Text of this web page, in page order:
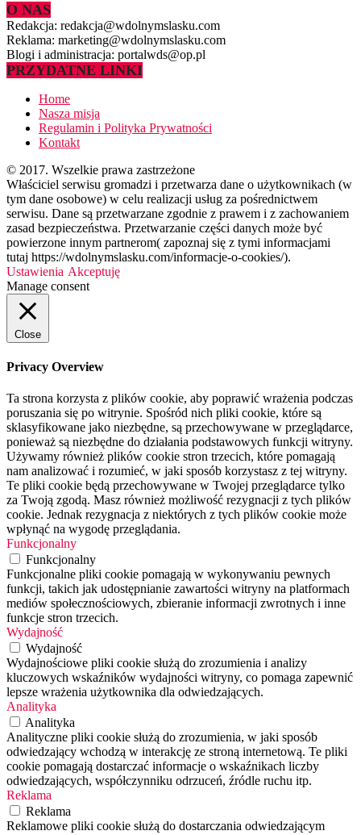
O NAS
Redakcja: redakcja@wdolnymslasku.com
Reklama: marketing@wdolnymslasku.com
Blogi i administracja: portalwds@op.pl
PRZYDATNE LINKI
Home
Nasza misja
Regulamin i Polityka Prywatności
Kontakt
© 2017. Wszelkie prawa zastrzeżone
Właściciel serwisu gromadzi i przetwarza dane o użytkownikach (w
tym dane osobowe) w celu realizacji usług za pośrednictwem
serwisu. Dane są przetwarzane zgodnie z prawem i z zachowaniem
zasad bezpieczeństwa. Przetwarzanie części danych może być
powierzone innym partnerom( zapoznaj się z tymi informacjami
tutaj https://wdolnymslasku.com/informacje-o-cookies/).
Ustawienia Akceptuję
Manage consent
Close
Privacy Overview
Ta strona korzysta z plików cookie, aby poprawić wrażenia podczas
poruszania się po witrynie. Spośród nich pliki cookie, które są
sklasyfikowane jako niezbędne, są przechowywane w przeglądarce,
ponieważ są niezbędne do działania podstawowych funkcji witryny.
Używamy również plików cookie stron trzecich, które pomagają
nam analizować i rozumieć, w jaki sposób korzystasz z tej witryny.
Te pliki cookie będą przechowywane w Twojej przeglądarce tylko
za Twoją zgodą. Masz również możliwość rezygnacji z tych plików
cookie. Jednak rezygnacja z niektórych z tych plików cookie może
wpłynąć na wygodę przeglądania.
Funkcjonalny
Funkcjonalny
Funkcjonalne pliki cookie pomagają w wykonywaniu pewnych
funkcji, takich jak udostępnianie zawartości witryny na platformach
mediów społecznościowych, zbieranie informacji zwrotnych i inne
funkcje stron trzecich.
Wydajność
Wydajność
Wydajnościowe pliki cookie służą do zrozumienia i analizy
kluczowych wskaźników wydajności witryny, co pomaga zapewnić
lepsze wrażenia użytkownika dla odwiedzających.
Analityka
Analityka
Analityczne pliki cookie służą do zrozumienia, w jaki sposób
odwiedzający wchodzą w interakcję ze stroną internetową. Te pliki
cookie pomagają dostarczać informacje o wskaźnikach liczby
odwiedzających, współczynniku odrzuceń, źródle ruchu itp.
Reklama
Reklama
Reklamowe pliki cookie służą do dostarczania odwiedzającym